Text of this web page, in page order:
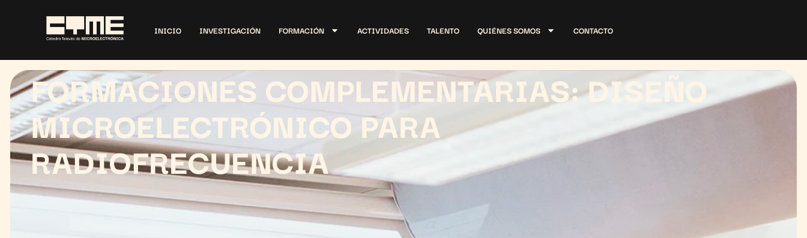
INICIO INVESTIGACIÓN FORMACIÓN ACTIVIDADES TALENTO QUIÉNES SOMOS CONTACTO
FORMACIONES COMPLEMENTARIAS: DISEÑO
MICROELECTRÓNICO PARA
RADIOFRECUENCIA